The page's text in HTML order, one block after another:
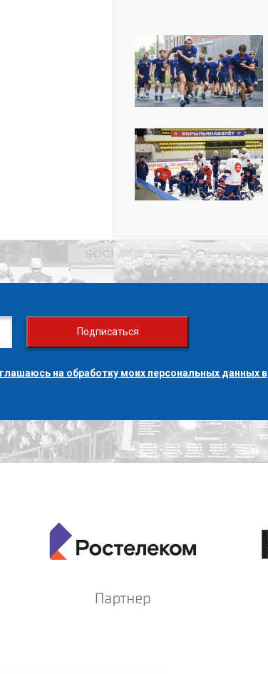
Подписаться
на обработку моих персональных данных в